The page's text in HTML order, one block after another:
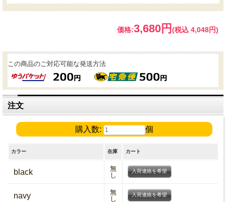
価格:3,680円 (税込 4,048円)
この商品のご対応可能な発送方法
注文
購入数: 個
カラー 在庫 カート
black
無
し
入荷連絡を希望
navy
無
し
入荷連絡を希望